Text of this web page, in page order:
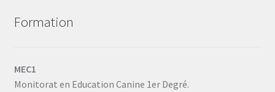
Formation
MEC1
Monitorat en Education Canine 1er Degré.